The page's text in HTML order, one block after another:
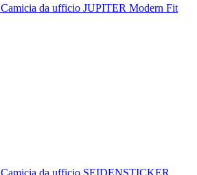
Camicia da ufficio JUPITER Modern Fit
Camicia da ufficio SEIDENSTICKER